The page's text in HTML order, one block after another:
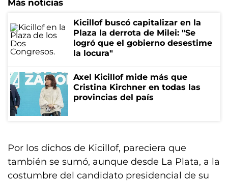
Más noticias
Kicillof buscó capitalizar en la
Plaza la derrota de Milei: "Se
logró que el gobierno desestime
la locura"
Axel Kicillof mide más que
Cristina Kirchner en todas las
provincias del país
Por los dichos de Kicillof, pareciera que
también se sumó, aunque desde La Plata, a la
costumbre del candidato presidencial de su